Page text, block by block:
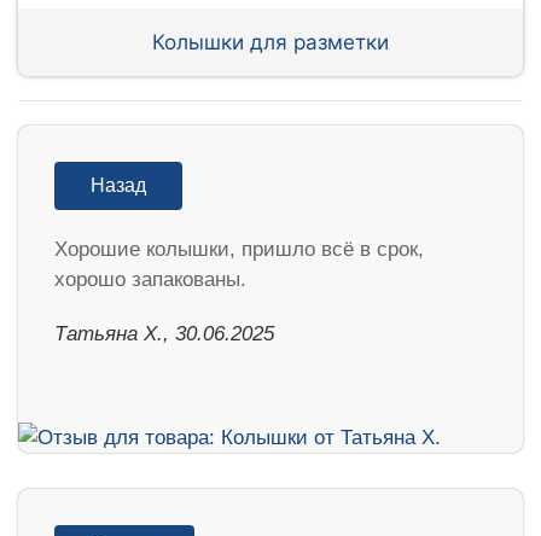
Колышки для разметки
Назад
Хорошие колышки, пришло всё в срок,
хорошо запакованы.
Татьяна Х., 30.06.2025